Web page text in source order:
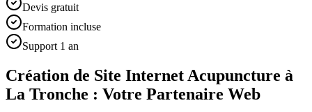
Devis gratuit
Formation incluse
Support 1 an
Création de Site Internet Acupuncture à
La Tronche : Votre Partenaire Web